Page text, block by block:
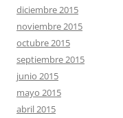
diciembre 2015
noviembre 2015
octubre 2015
septiembre 2015
junio 2015
mayo 2015
abril 2015